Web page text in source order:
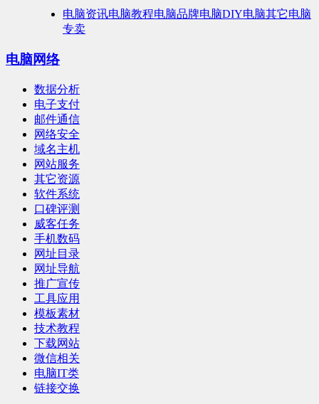
电脑资讯电脑教程电脑品牌电脑DIY电脑其它电脑
专卖
电脑网络
数据分析
电子支付
邮件通信
网络安全
域名主机
网站服务
其它资源
软件系统
口碑评测
威客任务
手机数码
网址目录
网址导航
推广宣传
工具应用
模板素材
技术教程
下载网站
微信相关
电脑IT类
链接交换